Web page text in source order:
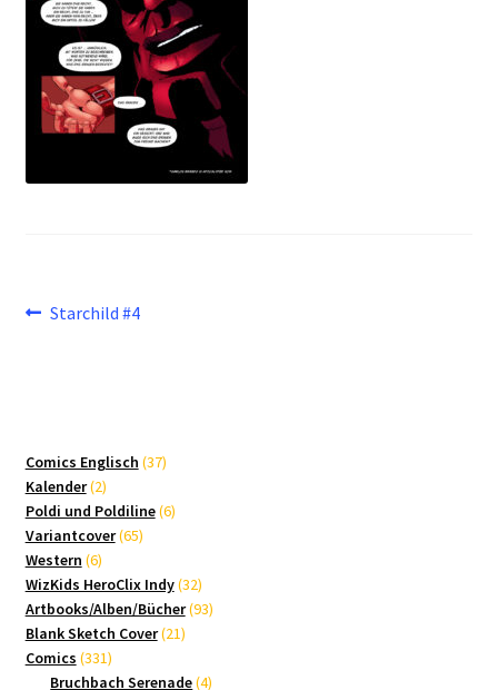
Beitragsnavigation
Vorheriger
Starchild #4
Comics Englisch 3737
Kalender 22
Produkte
Poldi und Poldiline 66
Variantcover 6565
Western 66
Produkte
WizKids HeroClix Indy 3232
Produkte
Artbooks/Alben/Bücher 9393
Blank Sketch Cover 2121
Comics 331331
Produkte
Bruchbach Serenade 44